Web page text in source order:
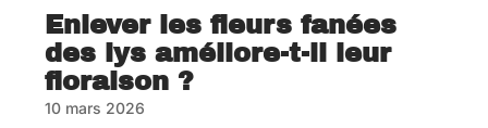
Enlever les fleurs fanées
des lys améliore-t-il leur
floraison ?
10 mars 2026